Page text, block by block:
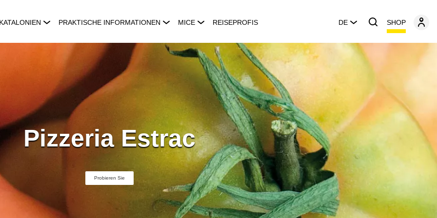
PRAKTISCHE INFORMATIONEN MICE REISEPROFIS DE SHOP
Pizzeria Estrac
Probieren Sie